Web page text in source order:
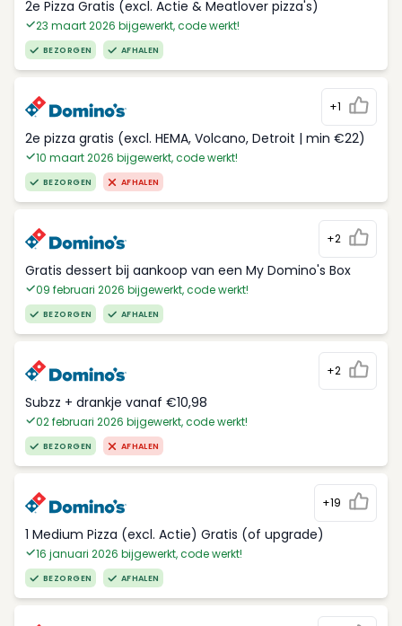
2e Pizza Gratis (excl. Actie & Meatlover pizza's)
23 maart 2026 bijgewerkt, code werkt!
BEZORGEN AFHALEN
+1
2e pizza gratis (excl. HEMA, Volcano, Detroit | min €22)
10 maart 2026 bijgewerkt, code werkt!
BEZORGEN AFHALEN
+2
Gratis dessert bij aankoop van een My Domino's Box
09 februari 2026 bijgewerkt, code werkt!
BEZORGEN AFHALEN
+2
Subzz + drankje vanaf €10,98
02 februari 2026 bijgewerkt, code werkt!
BEZORGEN AFHALEN
+19
1 Medium Pizza (excl. Actie) Gratis (of upgrade)
16 januari 2026 bijgewerkt, code werkt!
BEZORGEN AFHALEN